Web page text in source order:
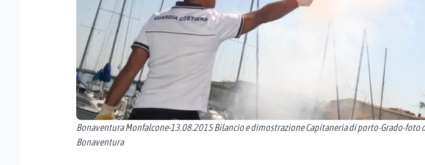
Bonaventura Monfalcone-13.08.2015 Bilancio e dimostrazione Capitaneria di porto-Grado-foto
Bonaventura